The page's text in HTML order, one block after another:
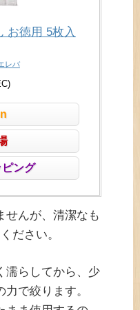
お徳用 5枚入
レバ
ング
せんが、清潔なも
ださい。
濡らしてから、少
で絞ります。